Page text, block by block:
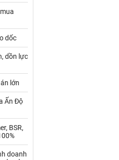
nuôi
dốc
dồn lực
lớn
Ấn Độ
BSR,
doanh